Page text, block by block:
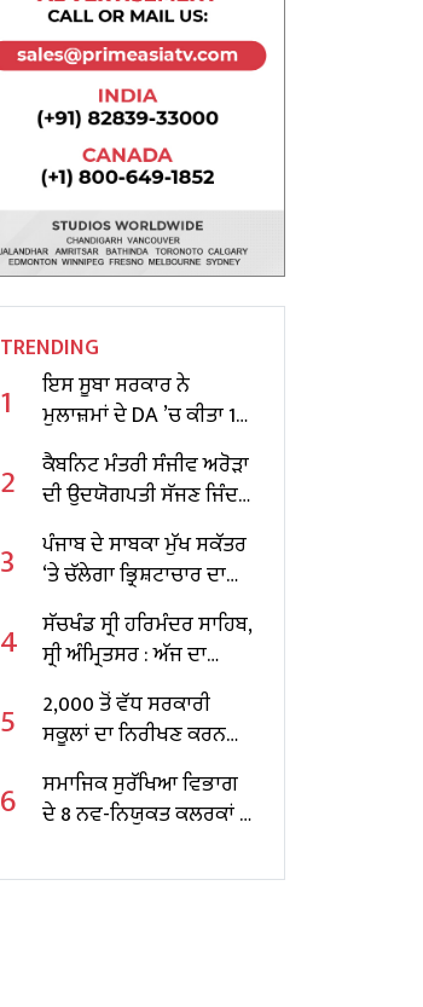
TRENDING
1
ਇਸ ਸੂਬਾ ਸਰਕਾਰ ਨੇ
ਮੁਲਾਜ਼ਮਾਂ ਦੇ DA ’ਚ ਕੀਤਾ 10
ਫੀਸਦੀ ਵਾਧਾ
2
ਕੈਬਨਿਟ ਮੰਤਰੀ ਸੰਜੀਵ ਅਰੋੜਾ
ਦੀ ਉਦਯੋਗਪਤੀ ਸੱਜਣ ਜਿੰਦਲ
ਨਾਲ ਮੁਲਾਕਾਤ; ਇਸਪਾਤ
ਖੇਤਰ ‘ਚ ₹1,500 ਕਰੋੜ ਨਿਵੇਸ਼
ਦਾ ਐਲਾਨ
3
ਪੰਜਾਬ ਦੇ ਸਾਬਕਾ ਮੁੱਖ ਸਕੱਤਰ
‘ਤੇ ਚੱਲੇਗਾ ਭ੍ਰਿਸ਼ਟਾਚਾਰ ਦਾ
ਕੇਸ, ਕੇਂਦਰ ਸਰਕਾਰ ਨੇ ਦਿੱਤੀ
ਪ੍ਰਵਾਨਗੀ
4
ਸੱਚਖੰਡ ਸ੍ਰੀ ਹਰਿਮੰਦਰ ਸਾਹਿਬ,
ਸ੍ਰੀ ਅੰਮ੍ਰਿਤਸਰ : ਅੱਜ ਦਾ
ਹੁਕਮਨਾਮਾ
5
2,000 ਤੋਂ ਵੱਧ ਸਰਕਾਰੀ
ਸਕੂਲਾਂ ਦਾ ਨਿਰੀਖਣ ਕਰਨ
ਵਾਲੇ ਪੰਜਾਬ ਦੇ ਪਹਿਲੇ
ਸਿੱਖਿਆ ਮੰਤਰੀ ਬਣੇ ਹਰਜੋਤ
ਸਿੰਘ ਬੈਂਸ
6
ਸਮਾਜਿਕ ਸੁਰੱਖਿਆ ਵਿਭਾਗ
ਦੇ 8 ਨਵ-ਨਿਯੁਕਤ ਕਲਰਕਾਂ ਨੂੰ